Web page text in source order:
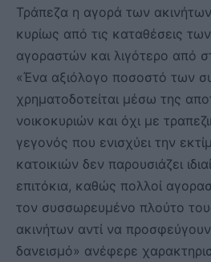
Τράπεζα η αγορά των
κυρίως από τις καταθέσεις
αγοραστών και λιγότερο από
«Ένα αξιόλογο ποσοστό των
χρηματοδοτείται μέσω της
νοικοκυριών και όχι με
γεγονός που ενισχύει την
κατοικιών δεν παρουσιάζει
επιτόκια, καθώς πολλοί
τον συσσωρευμένο πλούτο
ακινήτων αντί να
δανεισμό» ανέφερε